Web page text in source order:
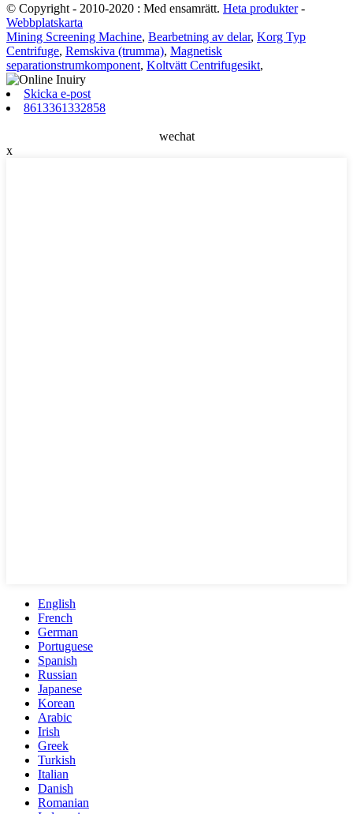
© Copyright - 2010-2020 : Med ensamrätt. Heta produkter-
Webbplatskarta
Mining Screening Machine, Bearbetning av delar, Korg Typ
Centrifuge, Remskiva (trumma), Magnetisk
separationstrumkomponent, Koltvätt Centrifugesikt,
Skicka e-post
8613361332858
wechat
x
English
French
German
Portuguese
Spanish
Russian
Japanese
Korean
Arabic
Irish
Greek
Turkish
Italian
Danish
Romanian